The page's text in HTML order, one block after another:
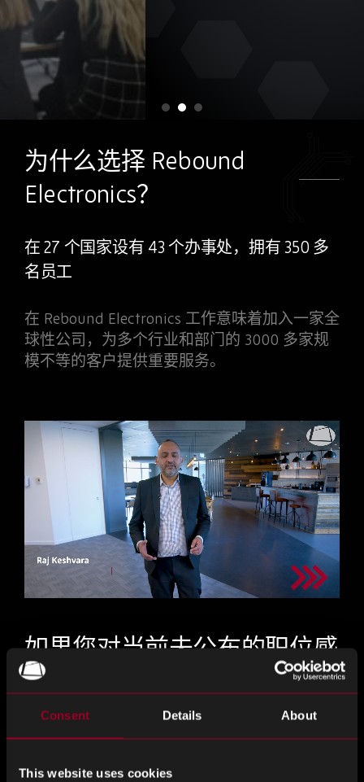
Consent Details About
This website uses cookies
您想成为成长型公司的一员吗？
成长，并不断招募人才加入我们，携手共创未
来。
为什么选择 Rebound
Electronics？
在 27 个国家设有 43 个办事处，拥有 350 多
名员工
在 Rebound Electronics 工作意味着加入一家全
球性公司，为多个行业和部门的 3000 多家规
模不等的客户提供重要服务。
如果您对当前未公布的职位感
兴趣，请与我们联系
联系。